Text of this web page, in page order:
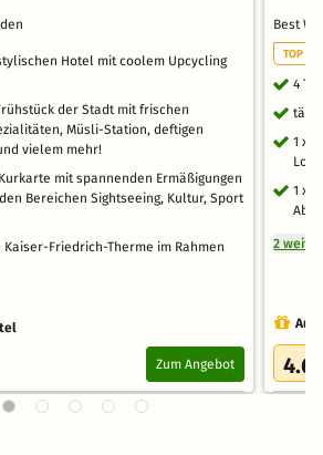
Hotel mit coolem Upcycling
der Stadt mit frischen
Müsli-Station, deftigen
vielem mehr!
mit spannenden Ermäßigungen
Bereichen Sightseeing, Kultur, Sport
Kaiser-Friedrich-Therme im Rahmen
Zum Angebot
Best
TOP
4
1 x
1 x
2
4.6